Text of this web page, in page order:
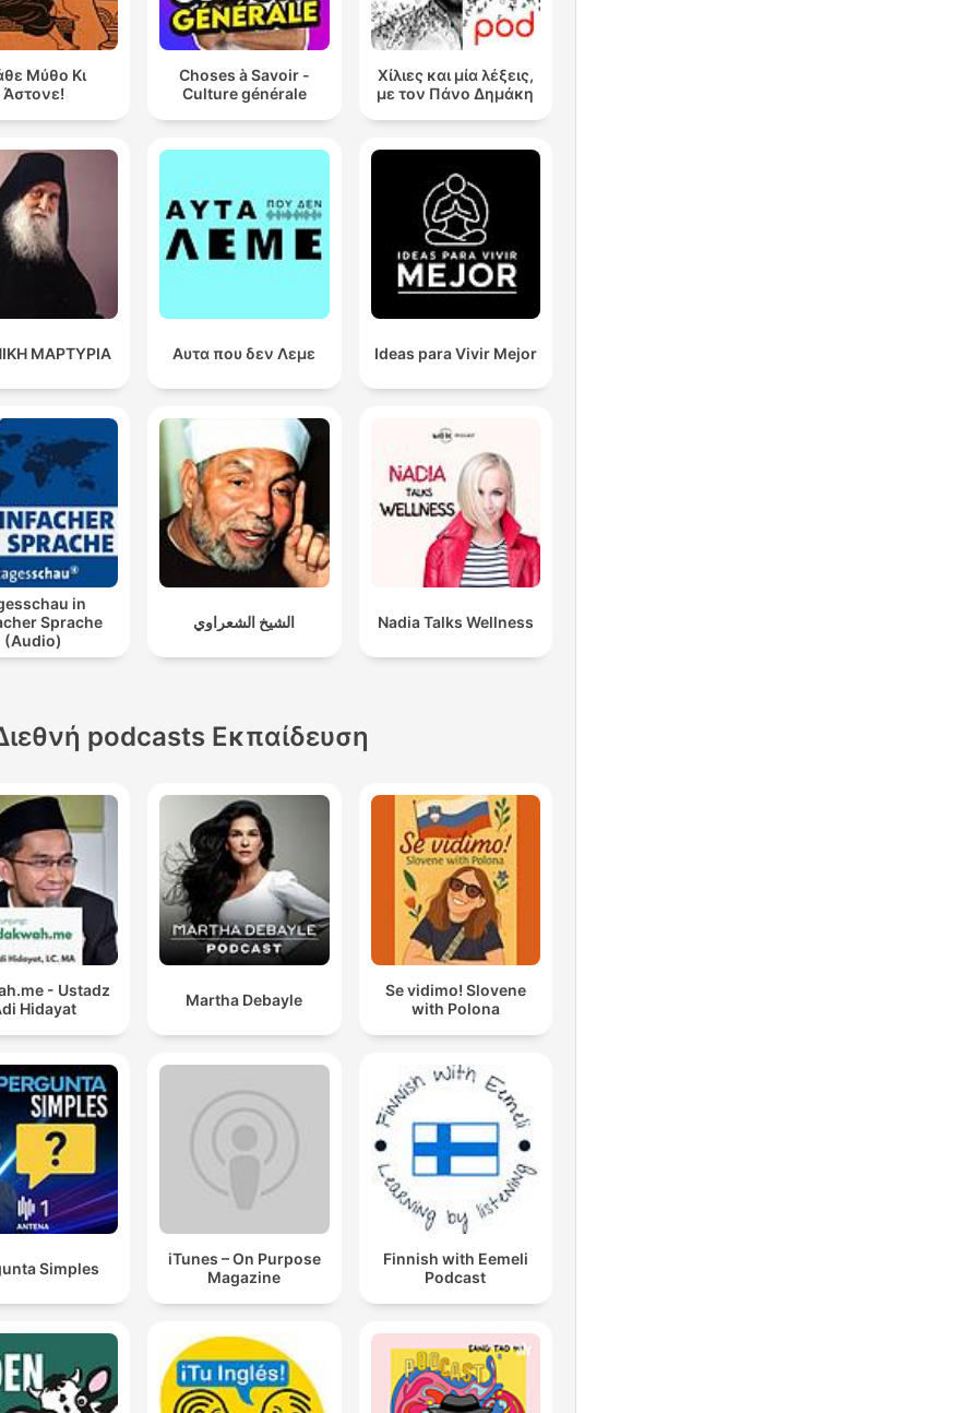
Μύθο Κι
Άστονε!
Choses à Savoir -
Culture générale
Χίλιες και μία λέξεις,
με τον Πάνο Δημάκη
ΜΑΡΤΥΡΙΑ Αυτα που δεν Λεμε Ideas para Vivir Mejor
in
Sprache
(Audio)
الشيخ الشعراوي Nadia Talks Wellness
podcasts Εκπαίδευση
- Ustadz
Hidayat
Martha Debayle
Se vidimo! Slovene
with Polona
Simples
iTunes – On Purpose
Magazine
Finnish with Eemeli
Podcast